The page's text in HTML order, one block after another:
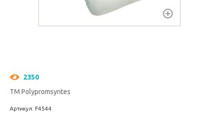
2350
ТМ Polypromsyntes
Артикул: F4544